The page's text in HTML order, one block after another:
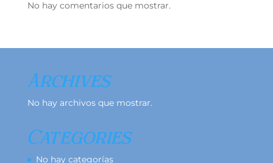
No hay comentarios que mostrar.
Archives
No hay archivos que mostrar.
Categories
No hay categorías